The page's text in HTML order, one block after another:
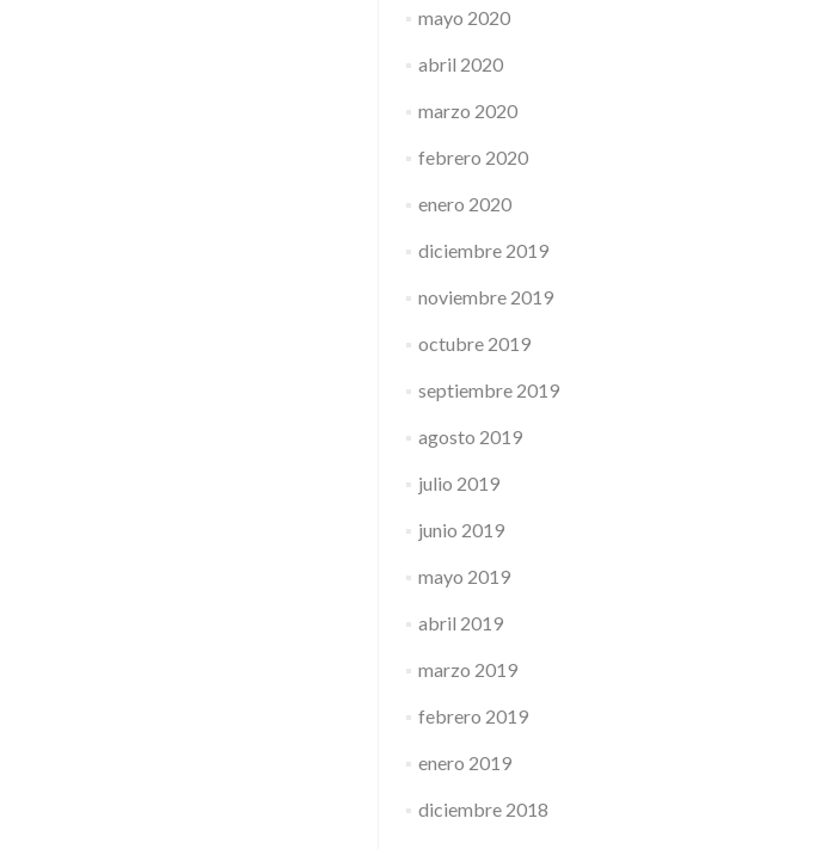
mayo 2020
abril 2020
marzo 2020
febrero 2020
enero 2020
diciembre 2019
noviembre 2019
octubre 2019
septiembre 2019
agosto 2019
julio 2019
junio 2019
mayo 2019
abril 2019
marzo 2019
febrero 2019
enero 2019
diciembre 2018